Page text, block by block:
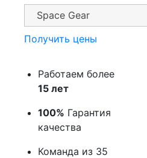
Получить цены
Работаем более
15 лет
100% Гарантия
качества
Команда из 35